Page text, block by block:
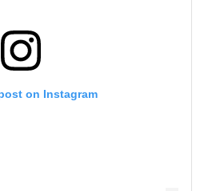
on Instagram